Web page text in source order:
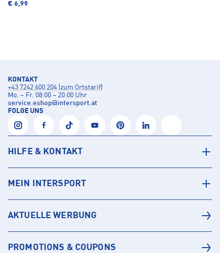
€ 6,99
KONTAKT
+43 7242 600 204 (zum Ortstarif)
Mo. – Fr. 08:00 – 20:00 Uhr
service.eshop@intersport.at
FOLGE UNS
HILFE & KONTAKT
MEIN INTERSPORT
AKTUELLE WERBUNG
PROMOTIONS & COUPONS